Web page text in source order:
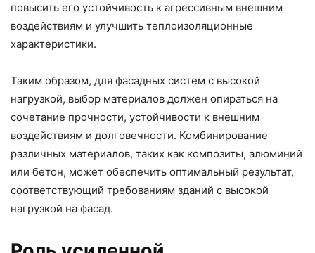
повысить его устойчивость к агрессивным внешним
воздействиям и улучшить теплоизоляционные
характеристики.
Таким образом, для фасадных систем с высокой
нагрузкой, выбор материалов должен опираться на
сочетание прочности, устойчивости к внешним
воздействиям и долговечности. Комбинирование
различных материалов, таких как композиты, алюминий
или бетон, может обеспечить оптимальный результат,
соответствующий требованиям зданий с высокой
нагрузкой на фасад.